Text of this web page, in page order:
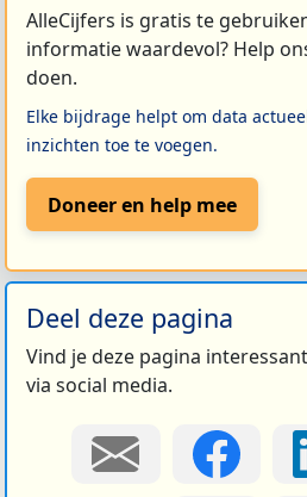
AlleCijfers is gratis te
informatie waardevol? Help
doen.
Elke bijdrage helpt om data
inzichten toe te voegen.
Doneer en help mee
Deel deze pagina
Vind je deze pagina
via social media.